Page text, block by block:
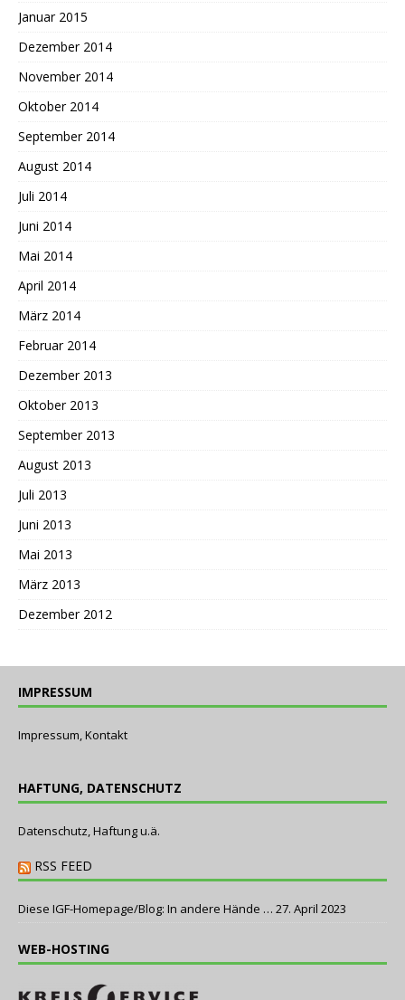
Januar 2015
Dezember 2014
November 2014
Oktober 2014
September 2014
August 2014
Juli 2014
Juni 2014
Mai 2014
April 2014
März 2014
Februar 2014
Dezember 2013
Oktober 2013
September 2013
August 2013
Juli 2013
Juni 2013
Mai 2013
März 2013
Dezember 2012
IMPRESSUM
Impressum, Kontakt
HAFTUNG, DATENSCHUTZ
Datenschutz, Haftung u.ä.
RSS FEED
Diese IGF-Homepage/Blog: In andere Hände … 27. April 2023
WEB-HOSTING